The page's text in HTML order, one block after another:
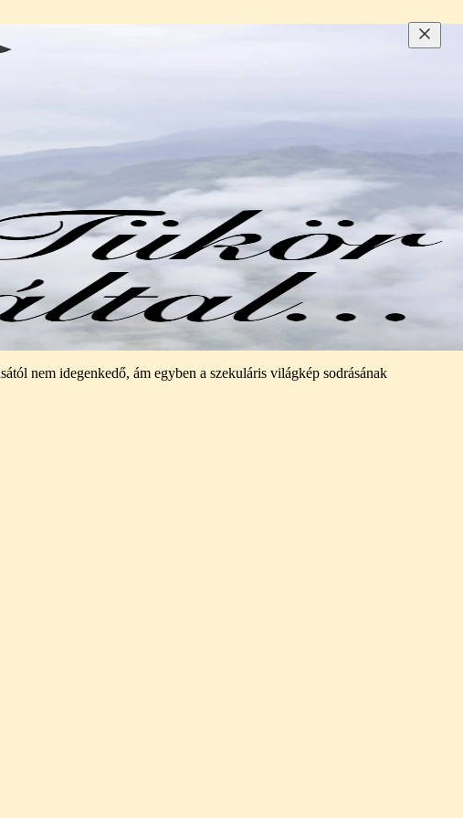
nem idegenkedő, ám egyben a szekuláris világkép sodrásának